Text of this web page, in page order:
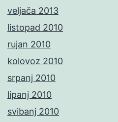
veljača 2013
listopad 2010
rujan 2010
kolovoz 2010
srpanj 2010
lipanj 2010
svibanj 2010